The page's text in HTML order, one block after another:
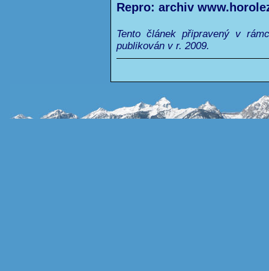
Repro: archiv
Tento článek připravený v
publikován v r. 2009.